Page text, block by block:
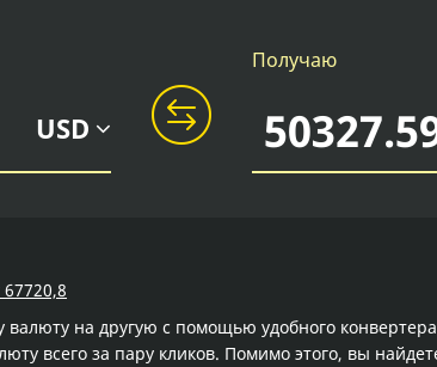
USD
Получаю
на другую с помощью удобного
всего за пару кликов. Помимо этого, вы